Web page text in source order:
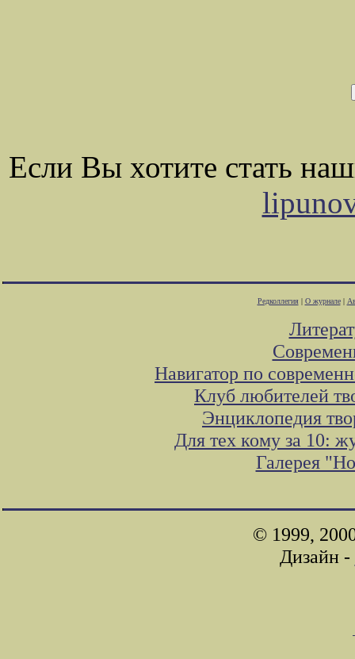
Если Вы хотите стать
Редколлегия| О журнале|
Навигатор по
Клуб любителей
Энциклопедия
Для тех кому за 10:
Галерея
© 1999,
Дизайн -